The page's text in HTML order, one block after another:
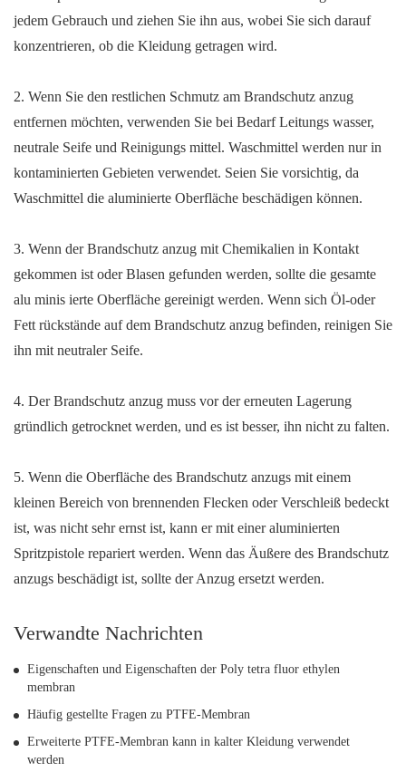
jedem Gebrauch und ziehen Sie ihn aus, wobei Sie sich darauf
konzentrieren, ob die Kleidung getragen wird.
2. Wenn Sie den restlichen Schmutz am Brandschutz anzug
entfernen möchten, verwenden Sie bei Bedarf Leitungs wasser,
neutrale Seife und Reinigungs mittel. Waschmittel werden nur in
kontaminierten Gebieten verwendet. Seien Sie vorsichtig, da
Waschmittel die aluminierte Oberfläche beschädigen können.
3. Wenn der Brandschutz anzug mit Chemikalien in Kontakt
gekommen ist oder Blasen gefunden werden, sollte die gesamte
alu minis ierte Oberfläche gereinigt werden. Wenn sich Öl-oder
Fett rückstände auf dem Brandschutz anzug befinden, reinigen Sie
ihn mit neutraler Seife.
4. Der Brandschutz anzug muss vor der erneuten Lagerung
gründlich getrocknet werden, und es ist besser, ihn nicht zu falten.
5. Wenn die Oberfläche des Brandschutz anzugs mit einem
kleinen Bereich von brennenden Flecken oder Verschleiß bedeckt
ist, was nicht sehr ernst ist, kann er mit einer aluminierten
Spritzpistole repariert werden. Wenn das Äußere des Brandschutz
anzugs beschädigt ist, sollte der Anzug ersetzt werden.
Verwandte Nachrichten
Eigenschaften und Eigenschaften der Poly tetra fluor ethylen
membran
Häufig gestellte Fragen zu PTFE-Membran
Erweiterte PTFE-Membran kann in kalter Kleidung verwendet
werden